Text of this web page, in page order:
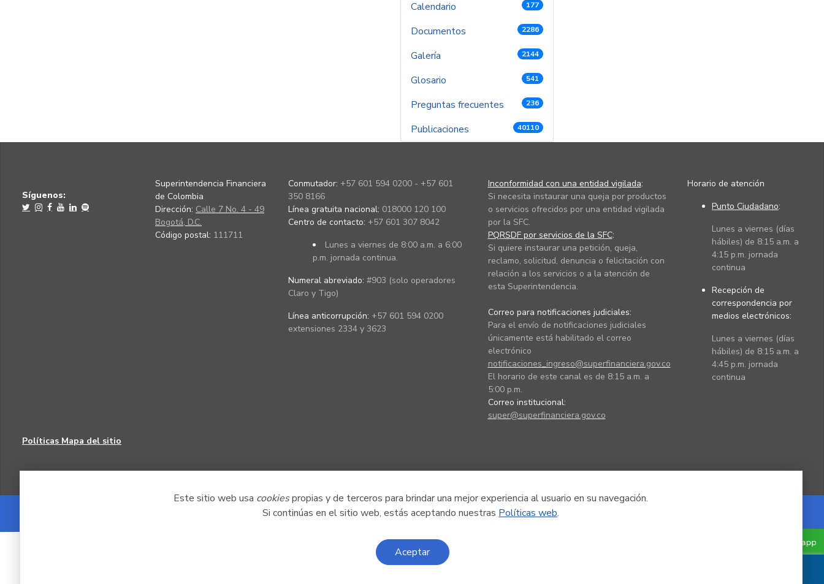
Este sitio web usa cookiespropias y de terceros para brindar una mejor experiencia al usuario en su navegación.
Si continúas en el sitio web, estás aceptando nuestras Políticas web.
Aceptar
Calendario
177
Documentos 2286
Galería 2144
Glosario 541
Preguntas frecuentes 236
Publicaciones 40110
Síguenos:
Superintendencia Financiera
de Colombia
Dirección: Calle 7 No. 4 - 49
Bogotá, D.C.
Código postal: 111711
Conmutador: +57 601 594 0200 - +57 601
350 8166
Línea gratuita nacional: 018000 120 100
Centro de contacto: +57 601 307 8042
Lunes a viernes de 8:00 a.m. a 6:00
p.m. jornada continua.
Numeral abreviado: #903 (solo operadores
Claro y Tigo)
Línea anticorrupción: +57 601 594 0200
extensiones 2334 y 3623
Inconformidad con una entidad vigilada:
Si necesita instaurar una queja por productos
o servicios ofrecidos por una entidad vigilada
por la SFC.
PQRSDF por servicios de la SFC:
Si quiere instaurar una petición, queja,
reclamo, solicitud, denuncia o felicitación con
relación a los servicios o a la atención de
esta Superintendencia.
Correo para notificaciones judiciales:
Para el envío de notificaciones judiciales
únicamente está habilitado el correo
electrónico
notificaciones_ingreso@superfinanciera.gov.co
El horario de este canal es de 8:15 a.m. a
5:00 p.m.
Correo institucional:
super@superfinanciera.gov.co
Horario de atención
Punto Ciudadano:
Lunes a viernes (días
hábiles) de 8:15 a.m. a
4:15 p.m. jornada
continua
Recepción de
correspondencia por
medios electrónicos:
Lunes a viernes (días
hábiles) de 8:15 a.m. a
4:45 p.m. jornada
continua
Políticas Mapa del sitio
Powered by Nexura